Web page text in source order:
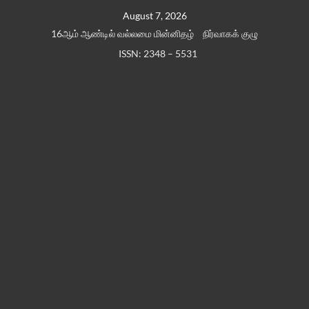
August 7, 2026
16ஆம் ஆண்டில் வல்லமை மின்னிதழ்
நிர்வாகக் குழு
ISSN: 2348 – 5531